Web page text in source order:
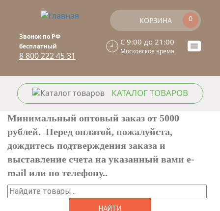
Звонок по РФ
бесплатный
8 800 222 45 31
C 9:00 до 21:00
Московское время
Toogle
КОРЗИНА 0
КАТАЛОГ ТОВАРОВ
Минимальный оптовый заказ от 5000
рублей. Перед оплатой, пожалуйста,
дождитесь подтверждения заказа и
выставление счета на указанный вами e-
mail или по телефону..
Найти